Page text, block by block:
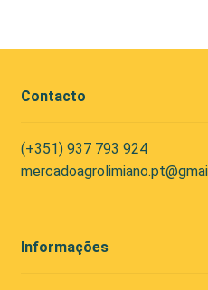
Contacto
(+351) 937 793 924
Informações